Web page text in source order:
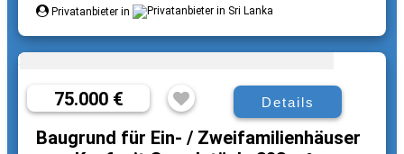
Privatanbieter in
75.000 € Details
Baugrund für Ein- / Zweifamilienhäuser